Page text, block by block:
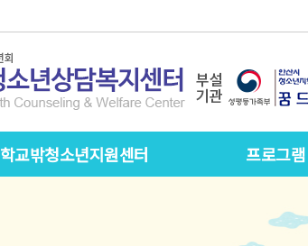
학교밖청소년지원센터 프로그